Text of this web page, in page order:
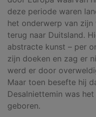
deze periode waren
het onderwerp van
terug naar Duitsland.
abstracte kunst – per
zijn doeken en zag er
werd er door
Maar toen besefte hij
Desalniettemin was
geboren.